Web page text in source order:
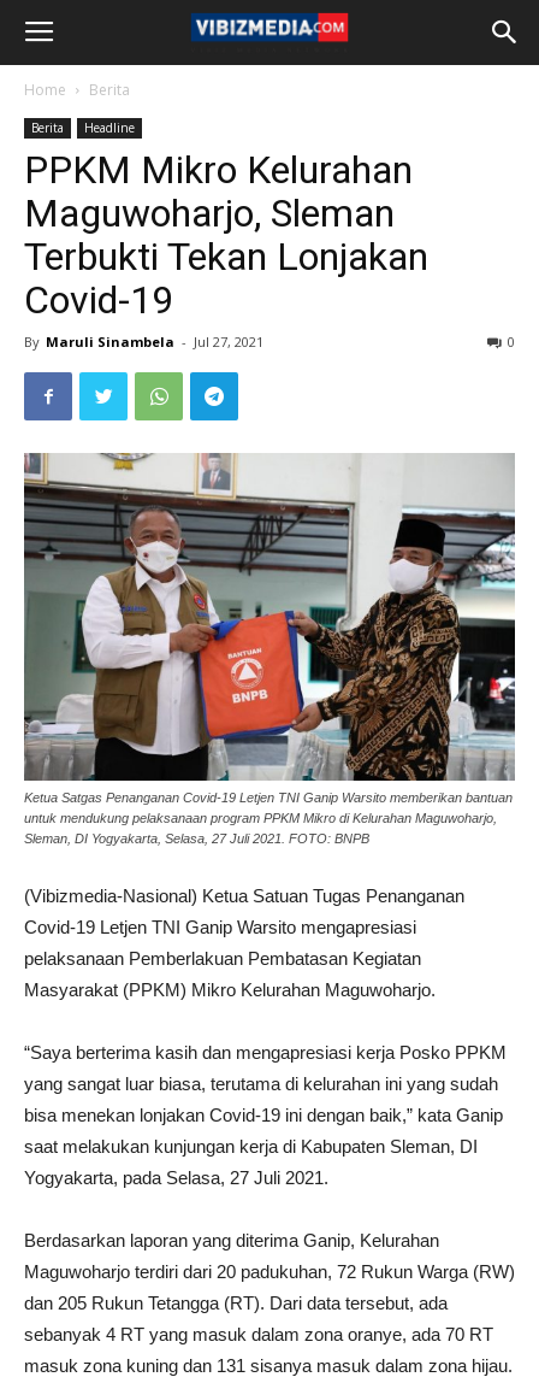
Home Berita
Berita Headline
PPKM Mikro Kelurahan
Maguwoharjo, Sleman
Terbukti Tekan Lonjakan
Covid-19
By Maruli Sinambela - Jul 27, 2021 0
Ketua Satgas Penanganan Covid-19 Letjen TNI Ganip Warsito memberikan bantuan
untuk mendukung pelaksanaan program PPKM Mikro di Kelurahan Maguwoharjo,
Sleman, DI Yogyakarta, Selasa, 27 Juli 2021. FOTO: BNPB
(Vibizmedia-Nasional) Ketua Satuan Tugas Penanganan
Covid-19 Letjen TNI Ganip Warsito mengapresiasi
pelaksanaan Pemberlakuan Pembatasan Kegiatan
Masyarakat (PPKM) Mikro Kelurahan Maguwoharjo.
“Saya berterima kasih dan mengapresiasi kerja Posko PPKM
yang sangat luar biasa, terutama di kelurahan ini yang sudah
bisa menekan lonjakan Covid-19 ini dengan baik,” kata Ganip
saat melakukan kunjungan kerja di Kabupaten Sleman, DI
Yogyakarta, pada Selasa, 27 Juli 2021.
Berdasarkan laporan yang diterima Ganip, Kelurahan
Maguwoharjo terdiri dari 20 padukuhan, 72 Rukun Warga (RW)
dan 205 Rukun Tetangga (RT). Dari data tersebut, ada
sebanyak 4 RT yang masuk dalam zona oranye, ada 70 RT
masuk zona kuning dan 131 sisanya masuk dalam zona hijau.